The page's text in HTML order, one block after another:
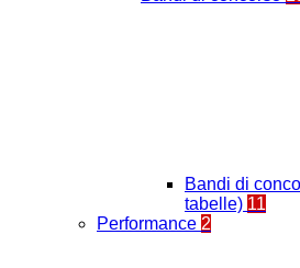
Bandi di
tabelle) 11
Performance 2